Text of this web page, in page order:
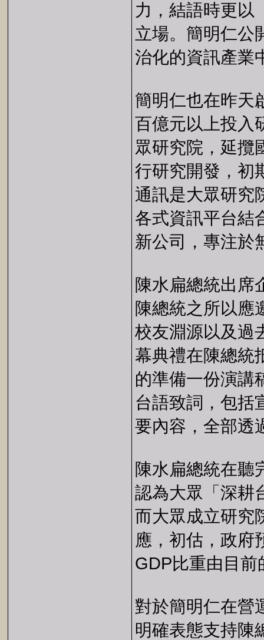
力，結語時更以
立場。簡明仁公
治化的資訊產業
簡明仁也在昨天
百億元以上投入
眾研究院，延攬
行研究開發，初
通訊是大眾研究
各式資訊平台結
新公司，專注於
陳水扁總統出席
陳總統之所以應
校友淵源以及過
幕典禮在陳總統
的準備一份演講
台語致詞，包括
要內容，全部透
陳水扁總統在聽
認為大眾「深耕
而大眾成立研究
應，初估，政府
GDP比重由目
對於簡明仁在營
明確表態支持陳